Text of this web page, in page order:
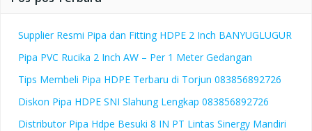
Supplier Resmi Pipa dan Fitting HDPE 2 Inch BANYUGLUGUR
Pipa PVC Rucika 2 Inch AW – Per 1 Meter Gedangan
Tips Membeli Pipa HDPE Terbaru di Torjun 083856892726
Diskon Pipa HDPE SNI Slahung Lengkap 083856892726
Distributor Pipa Hdpe Besuki 8 IN PT Lintas Sinergy Mandiri